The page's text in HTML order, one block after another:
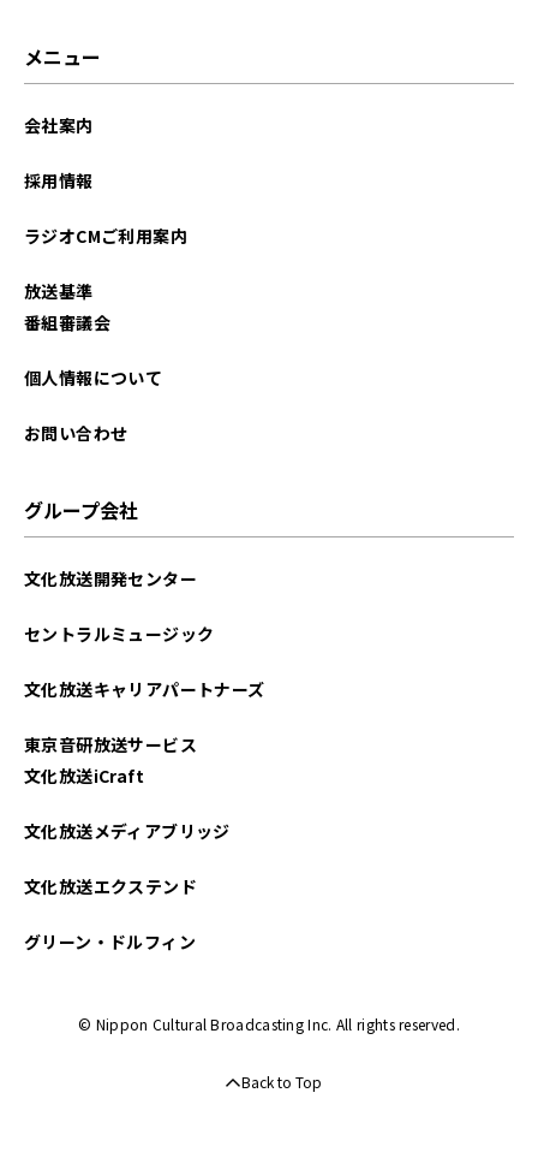
2023年04月
2022年08月
2022年03月
2022年02月
2021年12月
メニュー
会社案内
採用情報
ラジオCMご利用案内
放送基準
番組審議会
個人情報について
お問い合わせ
グループ会社
文化放送開発センター
セントラルミュージック
文化放送キャリアパートナーズ
東京音研放送サービス
文化放送iCraft
文化放送メディアブリッジ
文化放送エクステンド
グリーン・ドルフィン
© Nippon Cultural Broadcasting Inc. All rights reserved.
Back to Top